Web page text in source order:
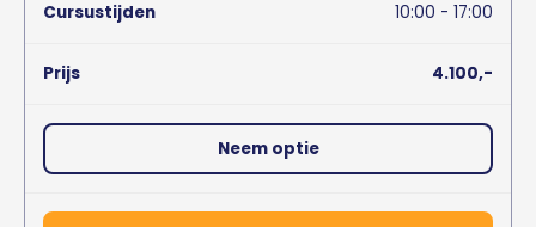
10:00 - 17:00
4.100,-
Neem optie